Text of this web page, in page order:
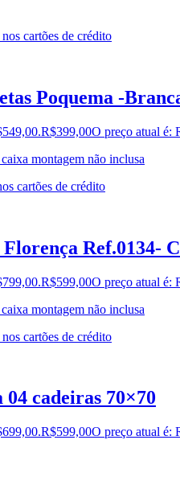
cartões de crédito
Poquema -
R$399,00O preço atual é:
montagem não inclusa
cartões de crédito
Ref.0134-
R$599,00O preço atual é:
montagem não inclusa
cartões de crédito
cadeiras 70×70
R$599,00O preço atual é: